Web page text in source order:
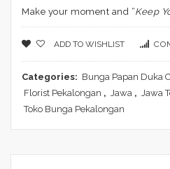
Make your moment and “Keep
ADD TO WISHLIST
Categories: Bunga Papan Duka
Florist Pekalongan , Jawa , Jawa
Toko Bunga Pekalongan